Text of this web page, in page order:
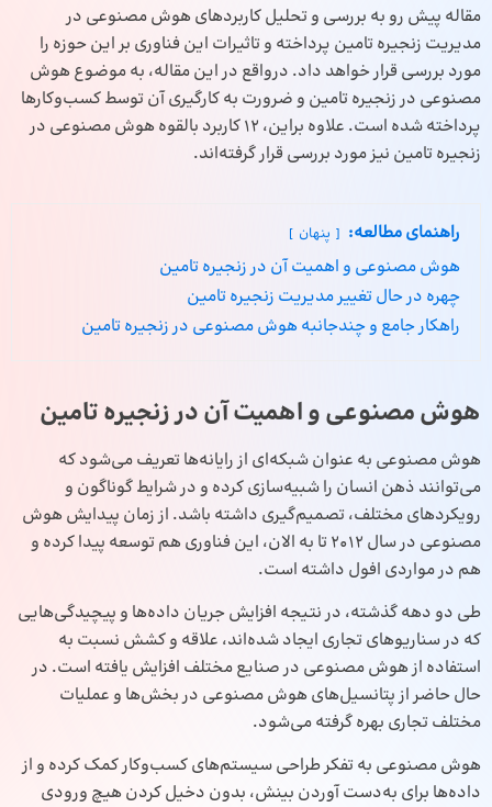
مقاله پیش رو به بررسی و تحلیل کاربردهای هوش مصنوعی در
مدیریت زنجیره تامین پرداخته و تاثیرات این فناوری بر این حوزه را
مورد بررسی قرار خواهد داد. درواقع در این مقاله، به موضوع هوش
مصنوعی در زنجیره تامین و ضرورت به کارگیری آن توسط کسب‌وکارها
پرداخته شده است. علاوه براین، 12 کاربرد بالقوه هوش مصنوعی در
زنجیره تامین نیز مورد بررسی قرار گرفته‌اند.
راهنمای مطالعه: پنهان
هوش مصنوعی و اهمیت آن در زنجیره تامین
چهره در حال تغییر مدیریت زنجیره تامین
راهکار جامع و چندجانبه هوش مصنوعی در زنجیره تامین
هوش مصنوعی و اهمیت آن در زنجیره تامین
هوش مصنوعی به عنوان شبکه‌ای از رایانه‌ها تعریف می‌شود که
می‌توانند ذهن انسان را شبیه‌سازی کرده و در شرایط گوناگون و
رویکردهای مختلف، تصمیم‌گیری داشته باشد. از زمان پیدایش هوش
مصنوعی در سال 2012 تا به الان، این فناوری هم توسعه پیدا کرده و
هم در مواردی افول داشته است.
طی دو دهه گذشته، در نتیجه افزایش جریان داده‌ها و پیچیدگی‌هایی
که در سناریوهای تجاری ایجاد شده‌اند، علاقه و کشش نسبت به
استفاده از هوش مصنوعی در صنایع مختلف افزایش یافته است. در
حال حاضر از پتانسیل‌های هوش مصنوعی در بخش‌ها و عملیات
مختلف تجاری بهره گرفته می‌شود.
هوش مصنوعی به تفکر طراحی سیستم‌های کسب‌وکار کمک کرده و از
داده‌ها برای به‌دست آوردن بینش، بدون دخیل کردن هیچ ورودی